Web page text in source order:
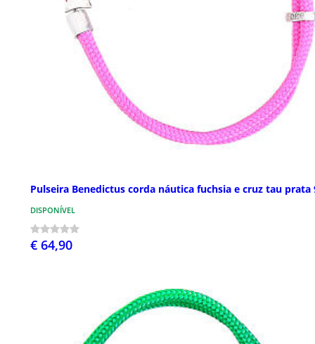
Pulseira Benedictus corda náutica fuchsia e cruz tau prata
DISPONÍVEL
€ 64,90